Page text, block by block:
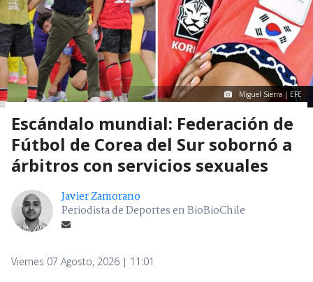
Miguel Sierra | EFE
Escándalo mundial: Federación de
Fútbol de Corea del Sur sobornó a
árbitros con servicios sexuales
Javier Zamorano
Periodista de Deportes en BioBioChile
Viernes 07 Agosto, 2026 | 11:01